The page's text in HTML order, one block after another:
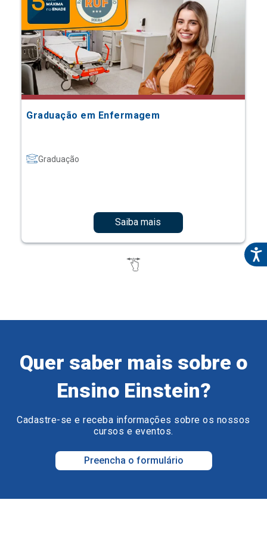
Graduação em Enfermagem
Graduação
Saiba mais
Quer saber mais sobre o
Ensino Einstein?
Cadastre-se e receba informações sobre os nossos
cursos e eventos.
Preencha o formulário